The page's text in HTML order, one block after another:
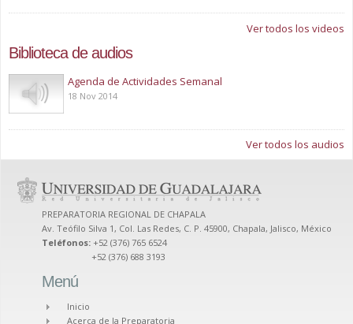
Ver todos los videos
Biblioteca de audios
Play
Agenda de Actividades Semanal
18 Nov 2014
Ver todos los audios
PREPARATORIA REGIONAL DE CHAPALA
Av. Teófilo Silva 1, Col. Las Redes, C. P. 45900, Chapala, Jalisco, México
Teléfonos: +52 (376) 765 6524
+52 (376) 688 3193
Menú
Inicio
Acerca de la Preparatoria